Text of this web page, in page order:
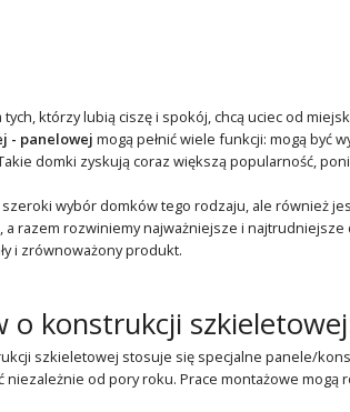
którzy lubią ciszę i spokój, chcą uciec od
- panelowej mogą pełnić wiele funkcji: mogą być
domki zyskują coraz większą popularność,
wybór domków tego rodzaju, ale również
razem rozwiniemy najważniejsze i najtrudniejsze
i zrównoważony produkt.
o konstrukcji
szkieletowej stosuje się specjalne panele/
niezależnie od pory roku. Prace montażowe